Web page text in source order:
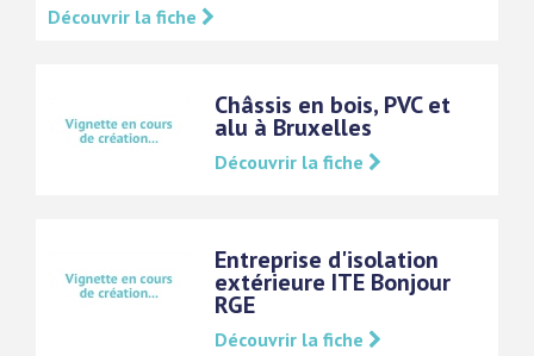
Découvrir la fiche
Châssis en bois, PVC et
alu à Bruxelles
Découvrir la fiche
Entreprise d'isolation
extérieure ITE Bonjour
RGE
Découvrir la fiche